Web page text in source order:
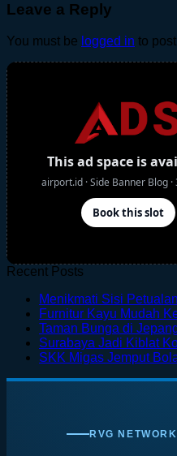
Leave a Reply
You must be logged in to
Recent Posts
Menikmati Sisi
Furnitur Kayu Mudah
Taman Bunga di
Surabaya Jadi Kiblat
SKK Migas Jemput
RVG NETWORK